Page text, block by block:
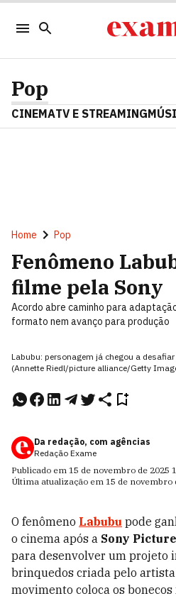
Pop
CINEMATV E STREAMING
Home Pop
Fenômeno
filme pela Sony
Acordo abre caminho para
formato nem avanço para produção
Labubu: personagem já chegou a
(Annette Riedl/picture alliance/Getty
Da redação, com agências
Redação Exame
Publicado em 15 de novembro de 2025
Última atualização em 15 de novembro
O fenômeno Labubu pode
o cinema após a Sony
para desenvolver um projeto
brinquedos criada pelo artista
movimento coloca os